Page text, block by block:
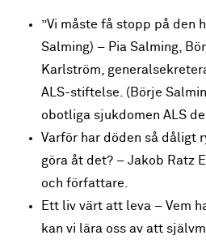
”Vi måste få stopp på den
Salming) – Pia Salming,
Karlström,
ALS-stiftelse. (Börje
obotliga sjukdomen ALS
Varför har döden så dåligt
göra åt det? – Jakob Ratz
och författare.
Ett liv värt att leva – Vem
kan vi lära oss av att